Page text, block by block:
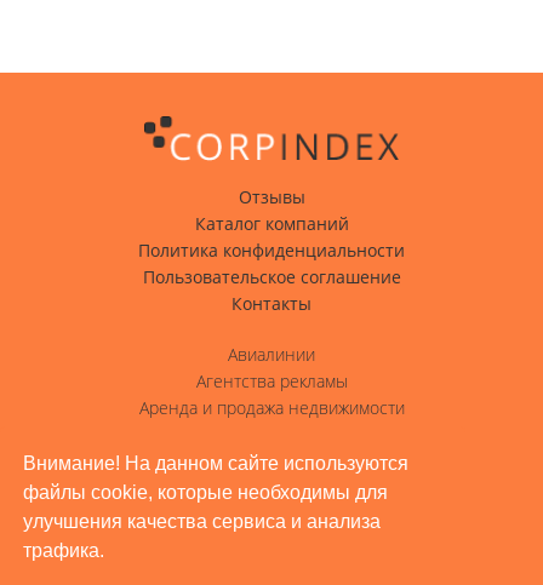
Внимание! На данном сайте используются
файлы cookie, которые необходимы для
улучшения качества сервиса и анализа
трафика.
Отзывы
Каталог компаний
Политика конфиденциальности
Пользовательское соглашение
Контакты
Авиалинии
Агентства рекламы
Аренда и продажа недвижимости
Гостиницы, отели
Доставка грузов